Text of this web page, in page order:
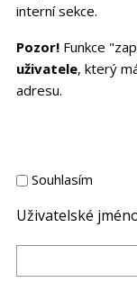
interní sekce.
Pozor!Funkce
uživatele, který
adresu.
Souhlasím
Uživatelské